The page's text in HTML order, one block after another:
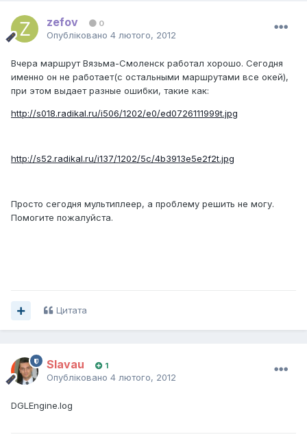
zefov 0
Опубліковано 4 лютого, 2012
Вчера маршрут Вязьма-Смоленск работал хорошо. Сегодня
именно он не работает(с остальными маршрутами все окей),
при этом выдает разные ошибки, такие как:
http://s018.radikal.ru/i506/1202/e0/ed0726111999t.jpg
http://s52.radikal.ru/i137/1202/5c/4b3913e5e2f2t.jpg
Просто сегодня мультиплеер, а проблему решить не могу.
Помогите пожалуйста.
Цитата
Slavau 1
Опубліковано 4 лютого, 2012
DGLEngine.log